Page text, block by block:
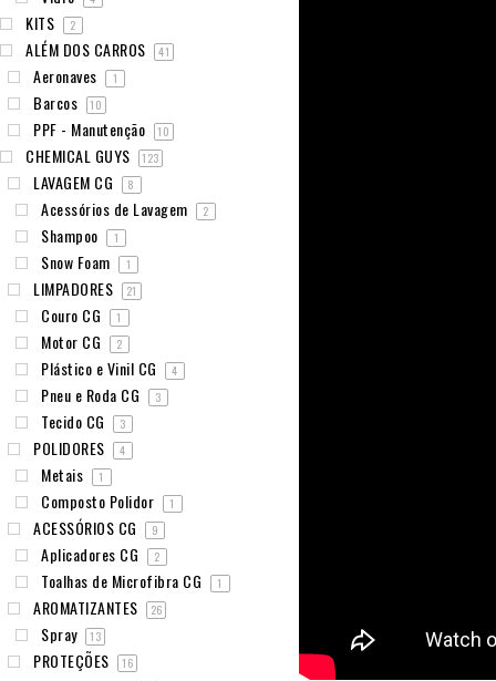
KITS 2
ALÉM DOS CARROS 41
Aeronaves 1
Barcos 10
PPF - Manutenção 10
CHEMICAL GUYS 123
LAVAGEM CG 8
Acessórios de Lavagem 2
Shampoo 1
Snow Foam 1
LIMPADORES 21
Couro CG 1
Motor CG 2
Plástico e Vinil CG 4
Pneu e Roda CG 3
Tecido CG 3
POLIDORES 4
Metais 1
Composto Polidor 1
ACESSÓRIOS CG 9
Aplicadores CG 2
Toalhas de Microfibra CG 1
AROMATIZANTES 26
Spray 13
PROTEÇÕES 16